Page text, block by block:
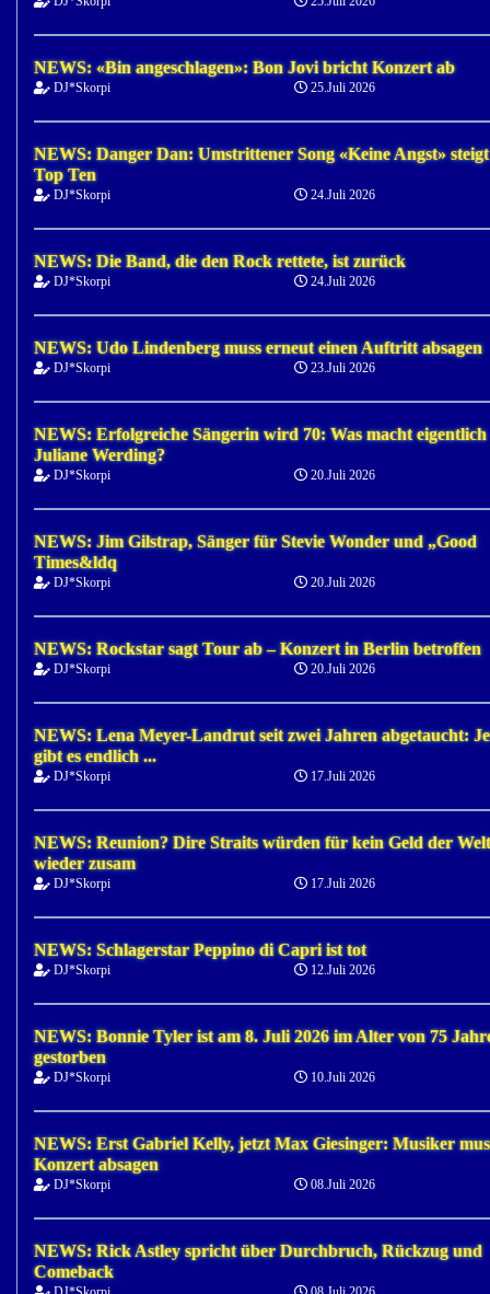
NEWS: «Bin angeschlagen»: Bon Jovi bricht Konzert ab
DJ*Skorpi 25.Juli 2026
NEWS: Danger Dan: Umstrittener Song «Keine Angst»
Top Ten
DJ*Skorpi 24.Juli 2026
NEWS: Die Band, die den Rock rettete, ist zurück
DJ*Skorpi 24.Juli 2026
NEWS: Udo Lindenberg muss erneut einen Auftritt absagen
DJ*Skorpi 23.Juli 2026
NEWS: Erfolgreiche Sängerin wird 70: Was macht eigentlich
Juliane Werding?
DJ*Skorpi 20.Juli 2026
NEWS: Jim Gilstrap, Sänger für Stevie Wonder und „Good
Times&ldq
DJ*Skorpi 20.Juli 2026
NEWS: Rockstar sagt Tour ab – Konzert in Berlin betroffen
DJ*Skorpi 20.Juli 2026
NEWS: Lena Meyer-Landrut seit zwei Jahren abgetaucht:
gibt es endlich ...
DJ*Skorpi 17.Juli 2026
NEWS: Reunion? Dire Straits würden für kein Geld der Welt
wieder zusam
DJ*Skorpi 17.Juli 2026
NEWS: Schlagerstar Peppino di Capri ist tot
DJ*Skorpi 12.Juli 2026
NEWS: Bonnie Tyler ist am 8. Juli 2026 im Alter von 75
gestorben
DJ*Skorpi 10.Juli 2026
NEWS: Erst Gabriel Kelly, jetzt Max Giesinger: Musiker
Konzert absagen
DJ*Skorpi 08.Juli 2026
NEWS: Rick Astley spricht über Durchbruch, Rückzug und
Comeback